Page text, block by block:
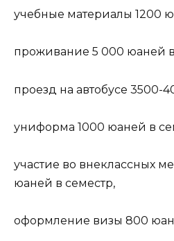
учебные материалы 1200
проживание 5 000 юаней
проезд на автобусе 3500-
униформа 1000 юаней в
участие во внеклассных
юаней в семестр,
оформление визы 800